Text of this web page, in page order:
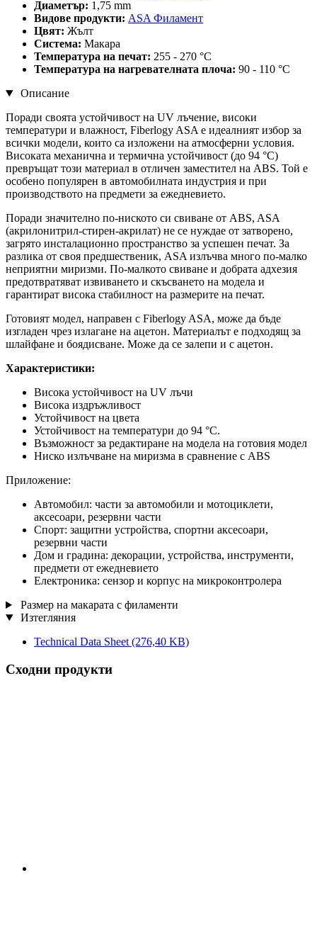
Диаметър: 1,75 mm
Видове продукти: ASA Филамент
Цвят: Жълт
Система: Макара
Температура на печат: 255 - 270 °C
Температура на нагревателната плоча: 90 - 110 °C
Описание
Поради своята устойчивост на UV лъчение, високи
температури и влажност, Fiberlogy ASA е идеалният избор за
всички модели, които са изложени на атмосферни условия.
Високата механична и термична устойчивост (до 94 °C)
превръщат този материал в отличен заместител на ABS. Той е
особено популярен в автомобилната индустрия и при
производството на предмети за ежедневието.
Поради значително по-ниското си свиване от ABS, ASA
(акрилонитрил-стирен-акрилат) не се нуждае от затворено,
загрято инсталационно пространство за успешен печат. За
разлика от своя предшественик, ASA излъчва много по-малко
неприятни миризми. По-малкото свиване и добрата адхезия
предотвратяват извиването и скъсването на модела и
гарантират висока стабилност на размерите на печат.
Готовият модел, направен с Fiberlogy ASA, може да бъде
изгладен чрез излагане на ацетон. Материалът е подходящ за
шлайфане и боядисване. Може да се залепи и с ацетон.
Характеристики:
Висока устойчивост на UV лъчи
Висока издръжливост
Устойчивост на цвета
Устойчивост на температури до 94 °C.
Възможност за редактиране на модела на готовия модел
Ниско излъчване на миризма в сравнение с ABS
Приложение:
Автомобил: части за автомобили и мотоциклети,
аксесоари, резервни части
Спорт: защитни устройства, спортни аксесоари,
резервни части
Дом и градина: декорации, устройства, инструменти,
предмети от ежедневието
Електроника: сензор и корпус на микроконтролера
Размер на макарата с филаменти
Изтегляния
Technical Data Sheet (276,40 KB)
Сходни продукти